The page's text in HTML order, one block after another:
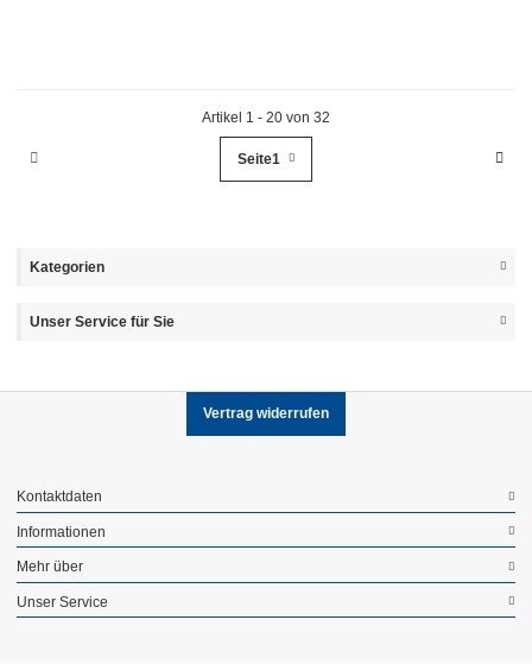
Artikel 1 - 20 von 32
Seite1
Kategorien
Unser Service für Sie
Vertrag widerrufen
Kontaktdaten
Informationen
Mehr über
Unser Service